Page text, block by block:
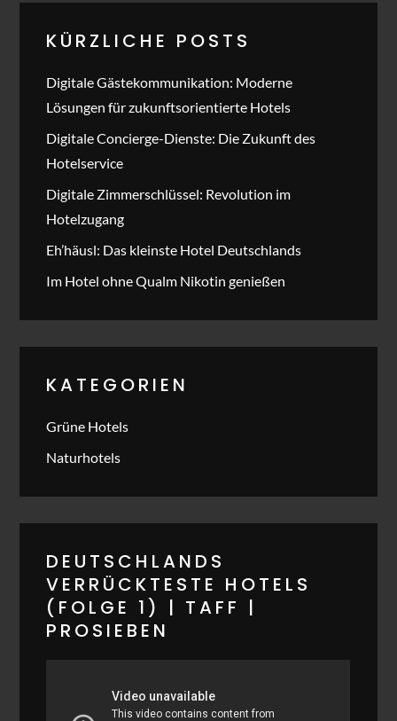
KÜRZLICHE POSTS
Digitale Gästekommunikation: Moderne
Lösungen für zukunftsorientierte Hotels
Digitale Concierge-Dienste: Die Zukunft des
Hotelservice
Digitale Zimmerschlüssel: Revolution im
Hotelzugang
Eh’häusl: Das kleinste Hotel Deutschlands
Im Hotel ohne Qualm Nikotin genießen
KATEGORIEN
Grüne Hotels
Naturhotels
DEUTSCHLANDS
VERRÜCKTESTE HOTELS
(FOLGE 1) | TAFF |
PROSIEBEN